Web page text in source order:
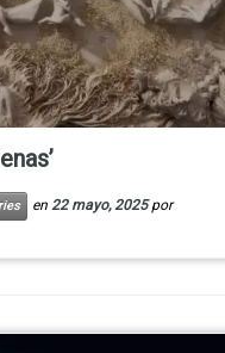
en 22 mayo, 2025 por